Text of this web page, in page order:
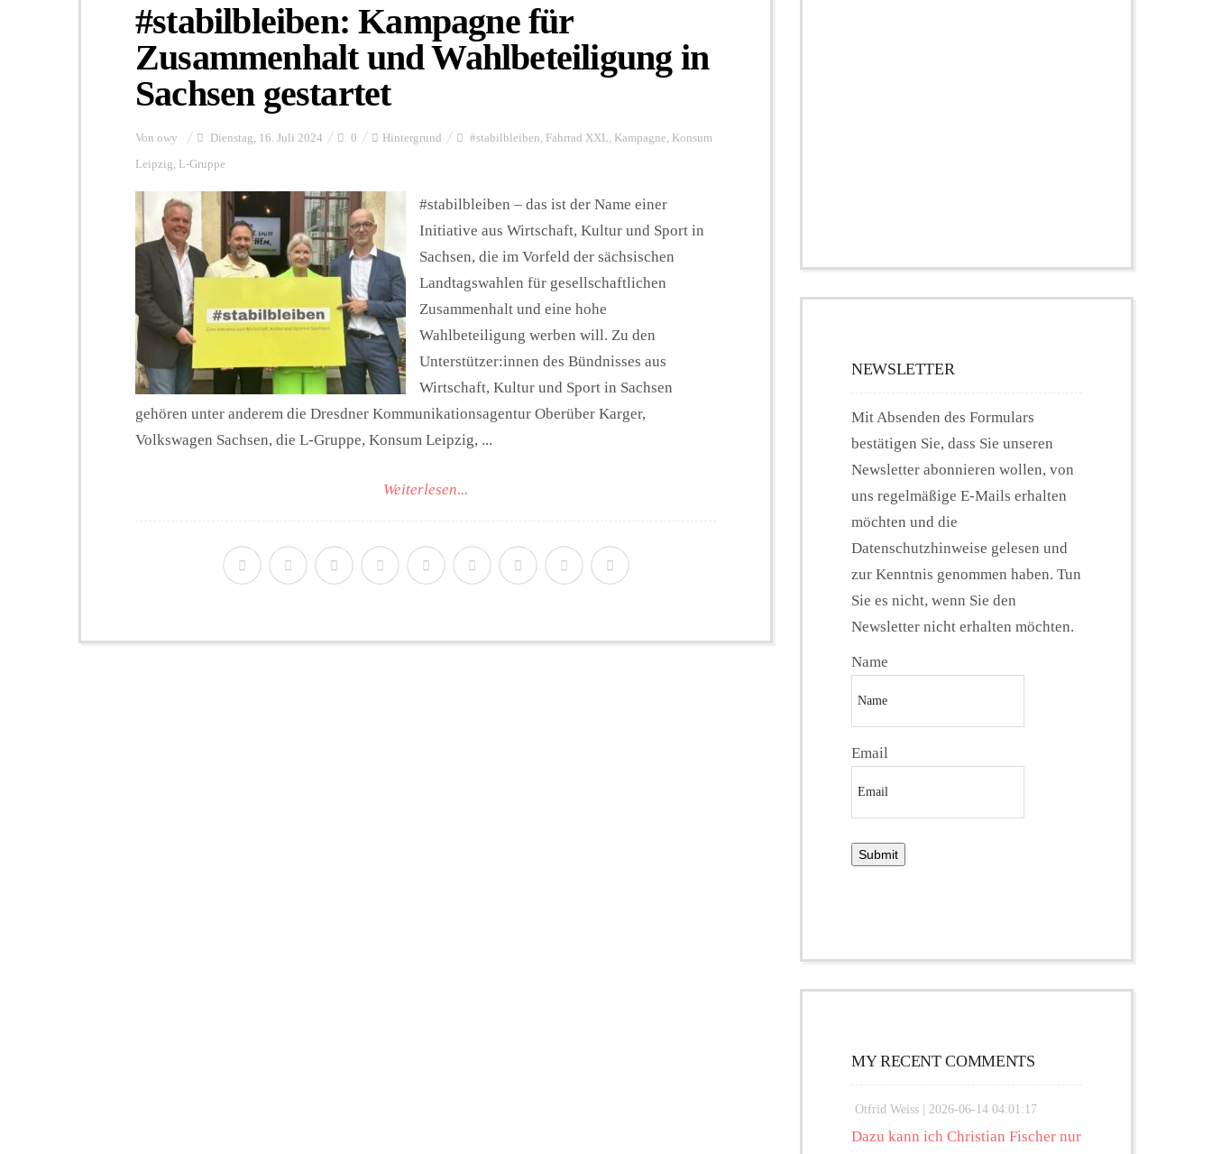
#stabilbleiben: Kampagne für
Zusammenhalt und Wahlbeteiligung in
Sachsen gestartet
Von owy Dienstag, 16. Juli 2024 0 Hintergrund #stabilbleiben, Fahrrad XXL, Kampagne, Konsum
Leipzig, L-Gruppe
#stabilbleiben – das ist der Name einer
Initiative aus Wirtschaft, Kultur und Sport in
Sachsen, die im Vorfeld der sächsischen
Landtagswahlen für gesellschaftlichen
Zusammenhalt und eine hohe
Wahlbeteiligung werben will. Zu den
Unterstützer:innen des Bündnisses aus
Wirtschaft, Kultur und Sport in Sachsen
gehören unter anderem die Dresdner Kommunikationsagentur Oberüber Karger,
Volkswagen Sachsen, die L-Gruppe, Konsum Leipzig, ...
Weiterlesen...
NEWSLETTER
Mit Absenden des Formulars
bestätigen Sie, dass Sie unseren
Newsletter abonnieren wollen, von
uns regelmäßige E-Mails erhalten
möchten und die
Datenschutzhinweise gelesen und
zur Kenntnis genommen haben. Tun
Sie es nicht, wenn Sie den
Newsletter nicht erhalten möchten.
Name
Email
MY RECENT COMMENTS
Otfrid Weiss | 2026-06-14 04:01:17
Dazu kann ich Christian Fischer nur